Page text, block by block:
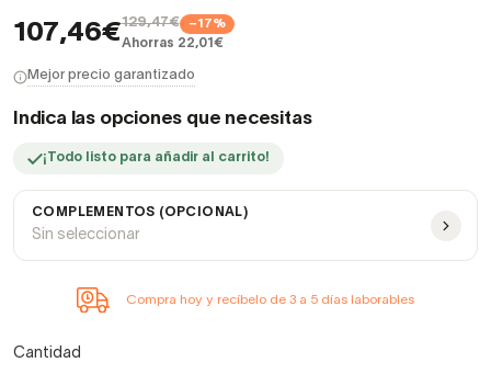
107,46€129,47€ −17%
Ahorras 22,01€
Mejor precio garantizado
Indica las opciones que necesitas
¡Todo listo para añadir al carrito!
COMPLEMENTOS (OPCIONAL)
Sin seleccionar
Compra hoy y recíbelo de 3 a 5 días laborables
Cantidad